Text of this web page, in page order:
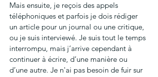
Mais ensuite, je reçois des appels
téléphoniques et parfois je dois rédiger
un article pour un journal ou une critique,
ou je suis interviewé. Je suis tout le temps
interrompu, mais j’arrive cependant à
continuer à écrire, d’une manière ou
d’une autre. Je n'ai pas besoin de fuir sur